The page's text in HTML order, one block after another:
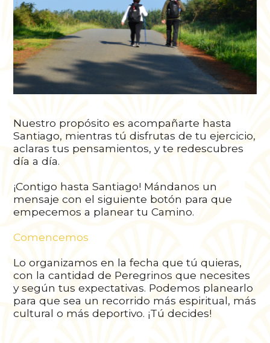
Nuestro propósito es acompañarte hasta
Santiago, mientras tú disfrutas de tu ejercicio,
aclaras tus pensamientos, y te redescubres
día a día.
¡Contigo hasta Santiago! Mándanos un
mensaje con el siguiente botón para que
empecemos a planear tu Camino.
Comencemos
Lo organizamos en la fecha que tú quieras,
con la cantidad de Peregrinos que necesites
y según tus expectativas. Podemos planearlo
para que sea un recorrido más espiritual, más
cultural o más deportivo. ¡Tú decides!